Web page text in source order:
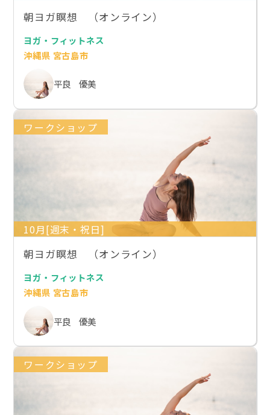
朝ヨガ瞑想 （オンライン）
ヨガ・フィットネス
沖縄県 宮古島市
平良 優美
ワークショップ
10月[週末・祝日]
朝ヨガ瞑想 （オンライン）
ヨガ・フィットネス
沖縄県 宮古島市
平良 優美
ワークショップ